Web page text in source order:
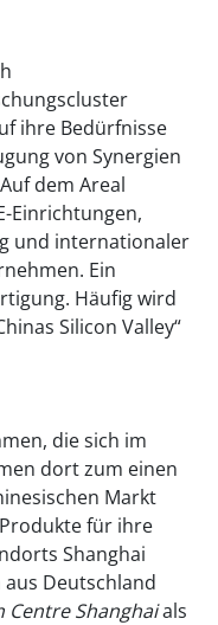
ihre Bedürfnisse
von Synergien
dem Areal
Einrichtungen,
und internationaler
Ein
Häufig wird
Silicon Valley“
die sich im
dort zum einen
Markt
für ihre
Shanghai
Deutschland
CentreShanghaials